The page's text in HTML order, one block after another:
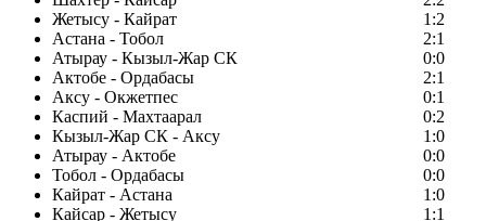
Жетысу - Кайрат
1:2
Астана - Тобол
2:1
Атырау - Кызыл-Жар СК
0:0
Актобе - Ордабасы
2:1
Аксу - Окжетпес
0:1
Каспий - Махтаарал
0:2
Кызыл-Жар СК - Аксу
1:0
Атырау - Актобе
0:0
Тобол - Ордабасы
0:0
Кайрат - Астана
1:0
Кайсар - Жетысу
1:1